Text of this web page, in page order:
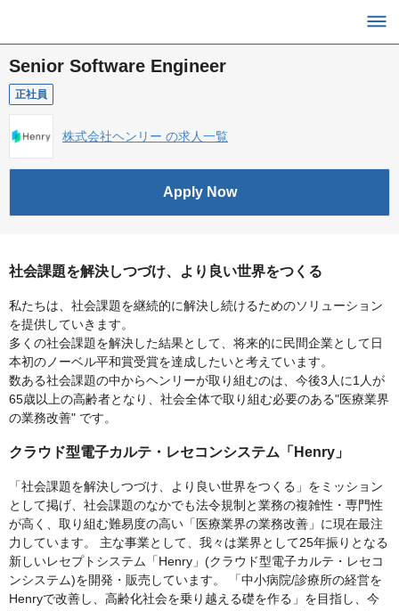
Senior Software Engineer
正社員
株式会社ヘンリー の求人一覧
Apply Now
社会課題を解決しつづけ、より良い世界をつくる
私たちは、社会課題を継続的に解決し続けるためのソリューション
を提供していきます。
多くの社会課題を解決した結果として、将来的に民間企業として日
本初のノーベル平和賞受賞を達成したいと考えています。
数ある社会課題の中からヘンリーが取り組むのは、今後3人に1人が
65歳以上の高齢者となり、社会全体で取り組む必要のある"医療業界
の業務改善" です。
クラウド型電子カルテ・レセコンシステム「Henry」
「社会課題を解決しつづけ、より良い世界をつくる」をミッション
として掲げ、社会課題のなかでも法令規制と業務の複雑性・専門性
が高く、取り組む難易度の高い「医療業界の業務改善」に現在最注
力しています。 主な事業として、我々は業界として25年振りとなる
新しいレセプトシステム「Henry」(クラウド型電子カルテ・レセコ
ンシステム)を開発・販売しています。 「中小病院/診療所の経営を
Henryで改善し、高齢化社会を乗り越える礎を作る」を目指し、今